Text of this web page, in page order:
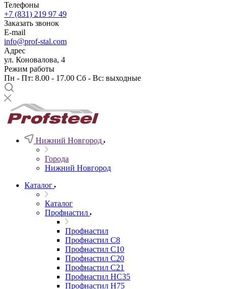
Телефоны
+7 (831) 219 97 49
Заказать звонок
E-mail
info@prof-stal.com
Адрес
ул. Коновалова, 4
Режим работы
Пн - Пт: 8.00 - 17.00 Сб - Вс: выходные
Нижний Новгород
Города
Нижний Новгород
Каталог
Каталог
Профнастил
Профнастил
Профнастил С8
Профнастил С10
Профнастил С20
Профнастил С21
Профнастил НС35
Профнастил Н75